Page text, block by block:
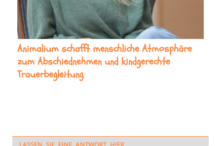
Animalium schafft menschliche Atmosphäre
zum Abschiednehmen und kindgerechte
Trauerbegleitung